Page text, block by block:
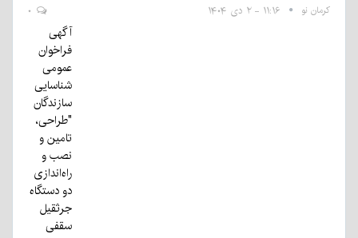
کرمان نو ۱۱:۱۶ - ۲ دی ۱۴۰۴
آگهی
فراخوان
عمومی
شناسایی
سازندگان
"طراحی،
تامین و
نصب و
راه‌اندازی
دو دستگاه
جرثقیل
سقفی